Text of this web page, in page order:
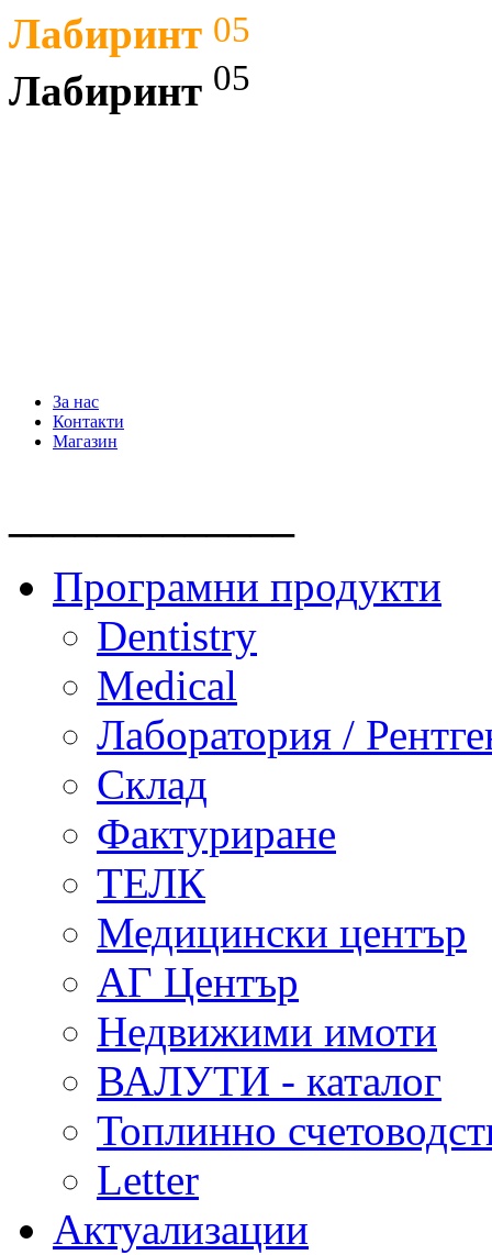
Лабиринт 05
Лабиринт 05
За нас
Контакти
Магазин
Програмни продукти
Dentistry
Medical
Лаборатория /
Склад
Фактуриране
ТЕЛК
Медицински център
АГ Център
Недвижими имоти
ВАЛУТИ - каталог
Топлинно
Letter
Актуализации